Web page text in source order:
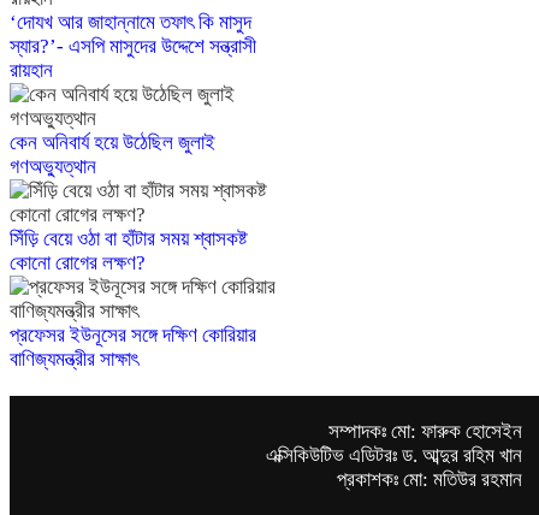
‘দোযখ আর জাহান্নামে তফাৎ কি মাসুদ
স্যার?’- এসপি মাসুদের উদ্দেশে সন্ত্রাসী
রায়হান
কেন অনিবার্য হয়ে উঠেছিল জুলাই
গণঅভ্যুত্থান
সিঁড়ি বেয়ে ওঠা বা হাঁটার সময় শ্বাসকষ্ট
কোনো রোগের লক্ষণ?
প্রফেসর ইউনূসের সঙ্গে দক্ষিণ কোরিয়ার
বাণিজ্যমন্ত্রীর সাক্ষাৎ
সম্পাদকঃ মো: ফারুক হোসেইন
এক্সিকিউটিভ এডিটরঃ ড. আব্দুর রহিম খান
প্রকাশকঃ মো: মতিউর রহমান